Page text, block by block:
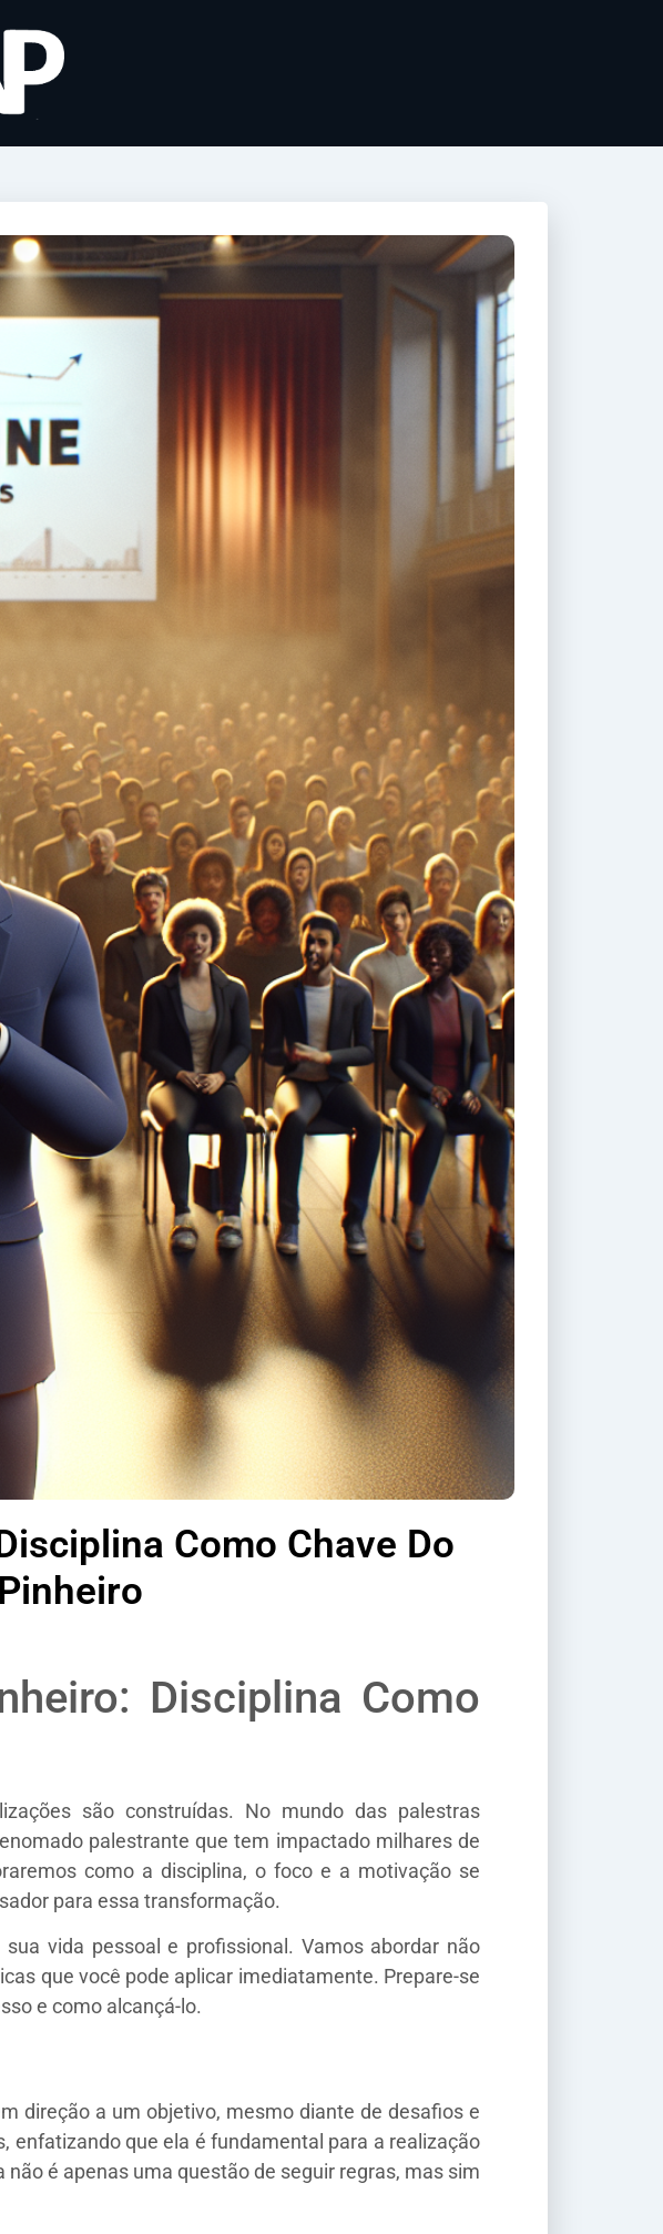
Como Chave Do
Disciplina Como
são construídas. No mundo das palestras
palestrante que tem impactado milhares de
como a disciplina, o foco e a motivação se
para essa transformação.
vida pessoal e profissional. Vamos abordar não
que você pode aplicar imediatamente. Prepare-se
e como alcançá-lo.
direção a um objetivo, mesmo diante de desafios e
enfatizando que ela é fundamental para a realização
é apenas uma questão de seguir regras, mas sim